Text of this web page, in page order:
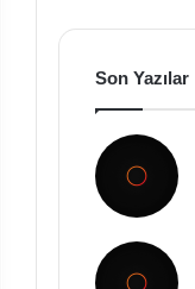
Son Yazılar